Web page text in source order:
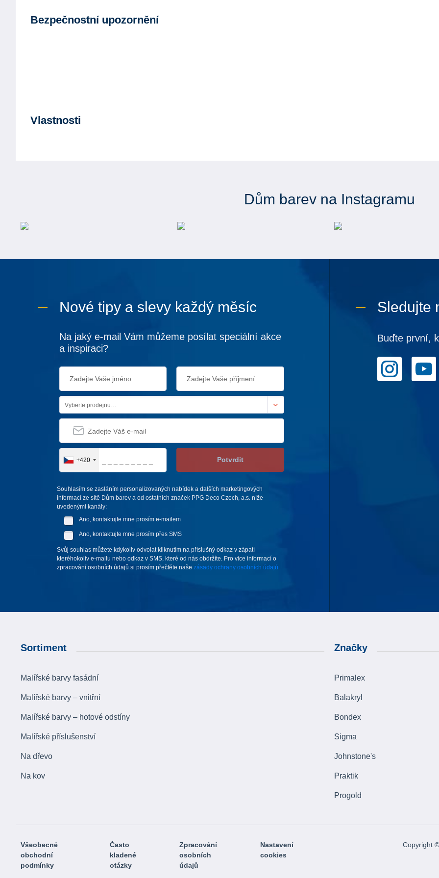
Bezpečnostní upozornění
Vlastnosti
Dům barev na Instagramu
Nové tipy a slevy každý měsíc
Na jaký e-mail Vám můžeme posílat speciální akce
a inspiraci?
Vyberte prodejnu…
+420 Potvrdit
Souhlasím se zasláním personalizovaných nabídek a dalších marketingových
informací ze sítě Dům barev a od ostatních značek PPG Deco Czech, a.s. níže
uvedenými kanály:
Ano, kontaktujte mne prosím e-mailem
Ano, kontaktujte mne prosím přes SMS
Svůj souhlas můžete kdykoliv odvolat kliknutím na příslušný odkaz v zápatí
kteréhokoliv e-mailu nebo odkaz v SMS, které od nás obdržíte. Pro vice informací o
zpracování osobních údajů si prosím přečtěte naše zásady ochrany osobních údajů.
Sledujte
Buďte první,
Sortiment
Malířské barvy fasádní
Malířské barvy – vnitřní
Malířské barvy – hotové odstíny
Malířské příslušenství
Na dřevo
Na kov
Značky
Primalex
Balakryl
Bondex
Sigma
Johnstone's
Praktik
Progold
Všeobecné
obchodní
podmínky
Často
kladené
otázky
Zpracování
osobních
údajů
Nastavení
cookies
Copyright